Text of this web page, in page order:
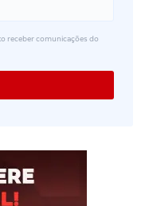
receber comunicações do